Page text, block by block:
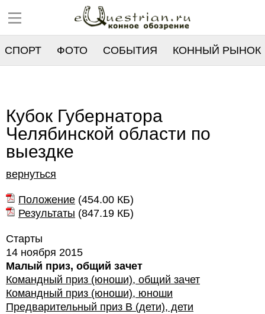
СПОРТ ФОТО СОБЫТИЯ КОННЫЙ РЫНОК
Кубок Губернатора
Челябинской области по
выездке
вернуться
Положение (454.00 КБ)
Результаты (847.19 КБ)
Старты
14 ноября 2015
Малый приз, общий зачет
Командный приз (юноши), общий зачет
Командный приз (юноши), юноши
Предварительный приз В (дети), дети